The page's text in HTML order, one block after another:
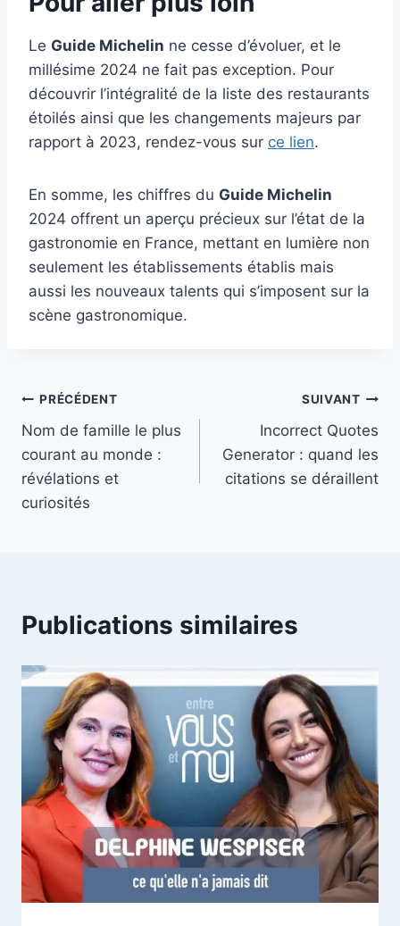
Le Guide Michelin ne cesse d’évoluer, et le
millésime 2024 ne fait pas exception. Pour
découvrir l’intégralité de la liste des restaurants
étoilés ainsi que les changements majeurs par
rapport à 2023, rendez-vous sur ce lien.
En somme, les chiffres du Guide Michelin
2024 offrent un aperçu précieux sur l’état de la
gastronomie en France, mettant en lumière non
seulement les établissements établis mais
aussi les nouveaux talents qui s’imposent sur la
scène gastronomique.
Navigation
de
l’article
PRÉCÉDENT
Nom de famille le plus
courant au monde :
révélations et
curiosités
SUIVANT
Incorrect Quotes
Generator : quand les
citations se déraillent
Publications similaires